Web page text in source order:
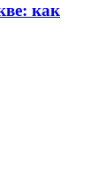
как